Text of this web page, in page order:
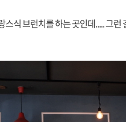
식 브런치를 하는 곳인데..... 그